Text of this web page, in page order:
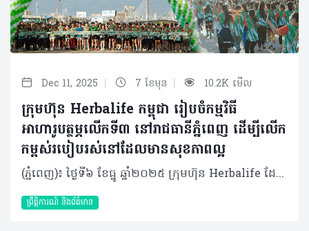
Dec 11, 2025 | 7 ខែមុន | 10.2K មើល
ក្រុមហ៊ុន Herbalife កម្ពុជា រៀបចំកម្មវិធី
អាហារូបត្ថម្ភលើកទី៣ នៅរាជធានីភ្នំពេញ ដើម្បីលើក
កម្ពស់របៀបរស់នៅដែលមានសុខភាពល្អ
(ភ្នំពេញ)៖ ថ្ងៃទី៦ ខែធ្នូ ឆ្នាំ២០២៥ ក្រុមហ៊ុន Herbalife ដែលជាក្រុមហ៊ុនសហគមន៍ និងវេទិកាភ្ជាប់ទំនាក់ទំនង លំដាប់ថ្នាក់ពិភពលោក ផ្នែកសុខភាព និងសុខុមាលភាព បានរៀបចំ កម្មវិធីអាហារូបត្ថម្ភលើកទី៣នៅលើទឹកដីកោះនរា រាជធានីភ្នំពេញ។ គំនិតផ្តួចផ្តើមនៃកម្មវិធីនេះ មានគោលបំណងបំពាក់បំប៉ន និងពង្រឹងនូវចំណេះដឹងចាំបាច់អំពីអាហារូបត្ថម្ភ និងតួនាទីដ៏សំខាន់របស់វាក្នុងសុខភាពទូទៅ និងសុខុមាលភាពប្រចាំថ្ងៃក៏ដូចជាចូលរួមលើកទឹកចិត្តឱ្យមានការទទួលយកនូវទម្លាប់រស់នៅដែលមានសុខភាពល្អ និងសកម្មផងដែរ។ កម្មវិធីអាហារូបត្ថម្ភលើកទី៣ នៅរាជធានីភ្នំពេញ បានទាក់ទាញអ្នកចូលរួមរាប់រយនាក់ ដែលក្នុងចំណោមពួកគេជាច្រើននាក់មានឱកាសទទួលបានការណែនាំអំពីអាហារូបត្ថម្ភ និងកាយសម្បទាផ្ទាល់ខ្លួនពីអ្នកជំនាញសុខភាព និងអាហារូបត្ថម្ភកំពូលៗ ក៏ដូចជាទទួលបានការប្រឹក្សាយោបល់ជាមួយគ្រូពេទ្យជំនាញដោយឥតគិតថ្លៃផងដែរ។ នៅក្នុងព្រឹត្តិការណ៍នេះ ក៏មានរួមបញ្ចូលនូវសកម្មភាពកំសាន្តសប្បាយៗជាច្រើនទៀតផងដែរ ដែលរួមមាន ការរត់លេងកម្សាន្ត 5K (5K Fun Run), ការទទួលទានអាហារក្រឡុកដោយឥតគិតថ្លៃ, ការរាំ Zumba, Experience Pass(បាល់ទាត់ខ្នាតតូច, បាល់ទាត់លើតុ, វាយសី, កីឡាបាល់បោះ), មាតិកាចែករំលែកអំពីសុខភាព (Doctor Talk) ដោយ លោកវេជ្ជបណ្ឌិត និត ប៊ុនតុងយី, ការពិគ្រោះយោបល់សុខភាពដោយឥតគិតថ្លៃពីវេជ្ជបណ្ឌិតមកពីមន្ទីរពេទ្យសកល និង ការ៉េម F1 ដែលធ្វើពីផលិតផល Formula 1 របស់យើងផ្ទាល់តែម្តង។ លើសពីនេះទៅទៀត ស្តង់បង្ហាញរបស់ក្រុមហ៊ុន Herbalife កម្ពុជា នៅក្នុងព្រឹត្តិការណ៍នេះបានជម្រុញការពិភាក្សា និងសកម្មភាពដែលផ្តោតលើសុខភាព និងអាហារូបត្ថម្ភ ដោយបានទាក់ទាញអ្នកចូលរួមយ៉ាងច្រើនកុះករ។ លោក Vu Van Thang ប្រធានចាត់ការទូទៅក្រុមហ៊ុន Herbalife ប្រចាំប្រទេសវៀតណាម និងកម្ពុជា បានថ្លែងថា៖ «យើងពិតជារីករាយខ្លាំងណាស់ដែលកម្មវិធីអាហារូបត្ថម្ភនៅរាជធានីភ្នំពេញបន្តទទួលបានការគាំទ្រយ៉ាងខ្លាំងពីសាធារណជន។ គំនិតផ្តួចផ្តើមនេះគឺជាសក្ខីភាពមួយទៀតចំពោះការប្តេជ្ញាចិត្តមិនរាថយរបស់យើងក្នុងការលើកកម្ពស់ស្មារតី សុខភាព និងសុខុមាលភាព និងសហគមន៍នៅក្នុងប្រទេសកម្ពុជា តាមរយៈការលើកទឹកចិត្តសាធារណជនឱ្យទទួលយកនូវរបៀបរស់នៅដែលមានសុខភាពល្អ និងសកម្ម។ ពួកយើងក៏មានមោទកភាពយ៉ាងរីករាយផងដែរ ដែលអ្នកចែកចាយឯករាជ្យ និងបុគ្គលិកទាំងអស់របស់យើងបានចូលរួមខ្នះខ្នែងយ៉ាងសកម្មនៅក្នុងព្រឹត្តិការណ៍នេះ»។ កម្មវិធីអាហារូបត្ថម្ភរបស់ក្រុមហ៊ុន Herbalife ត្រូវបានរៀបចំឡើងជាលើកដំបូងនៅក្នុងឆ្នាំ ២០២៣ ហើយក៏បានក្លាយជាព្រឹត្តិការណ៍សុខភាពសាធារណៈប្រចាំឆ្នាំមួយនៅក្នុងរាជធានីភ្នំពេញ ដែលទាក់ទាញការចូលរួមពីមនុស្សរាប់រយនាក់ទូទាំងប្រទេស។ អំពីក្រុមហ៊ុន Herbalife ក្រុមហ៊ុន Herbalife (NYSE: HLF) គឺជាក្រុមហ៊ុនសុខភាព និងសុខុមាលភាពឈានមុខគេ និងជាសហគមន៍ដែលកំពុងផ្លាស់ប្តូរជីវិតរបស់មនុស្សជាមួយនឹងផលិតផលអាហារូបត្ថម្ភដ៏អស្ចារ្យ និងជាឱកាសអាជីវកម្មសម្រាប់សមាជិកឯករាជ្យរបស់ខ្លួនចាប់តាំងពីឆ្នាំ 1980។ ក្រុមហ៊ុនផ្តល់ជូននូវផលិតផលដែលគាំទ្រដោយវិទ្យាសាស្រ្តដល់អ្នកប្រើប្រាស់នៅក្នុងទីផ្សារជាង 90។ តាមរយៈសមាជិកឯករាជ្យដែលផ្តល់ជូននូវការបណ្តុះបណ្តាលមួយទល់មួយ និងផ្តល់ការគាំទ្រសហគមន៍ដោយបំផុសគំនិតឱ្យអតិថិជនប្រកាន់ខ្ជាប់នូវរបៀបរស់នៅដែលមានភាពសកម្ម។
ព្រឹត្តិការណ៍ និងព័ត៌មាន